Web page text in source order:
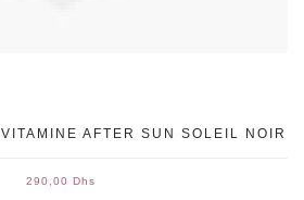
AFTER SUN SOLEIL NOIR
290,00 Dhs